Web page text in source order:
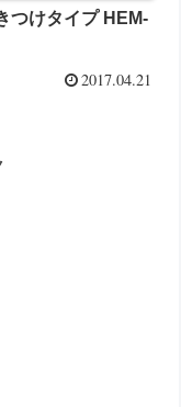
つけタイプ HEM-
2017.04.21